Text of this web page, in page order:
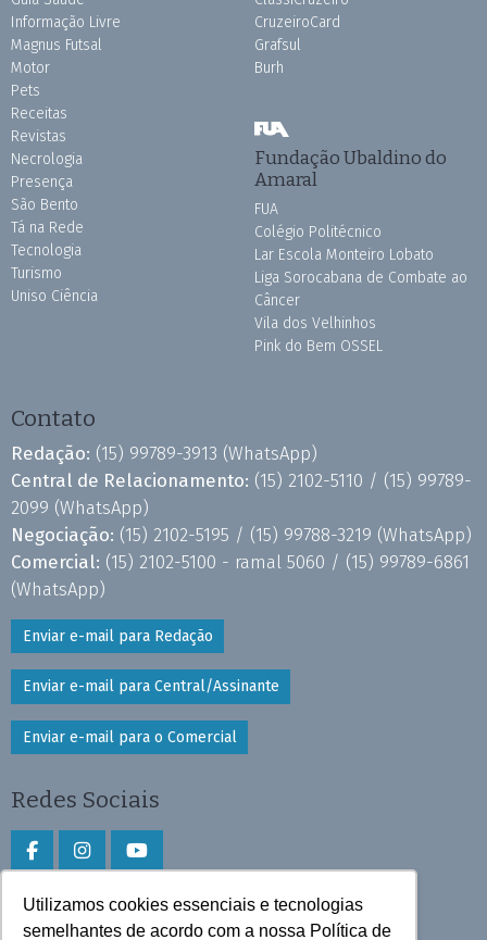
Utilizamos cookies essenciais e tecnologias
semelhantes de acordo com a nossa Política de
Informação Livre
Magnus Futsal
Motor
Pets
Receitas
Revistas
Necrologia
Presença
São Bento
Tá na Rede
Tecnologia
Turismo
Uniso Ciência
CruzeiroCard
Grafsul
Burh
Fundação Ubaldino do
Amaral
FUA
Colégio Politécnico
Lar Escola Monteiro Lobato
Liga Sorocabana de Combate ao
Câncer
Vila dos Velhinhos
Pink do Bem OSSEL
Contato
Redação: (15) 99789-3913 (WhatsApp)
Central de Relacionamento: (15) 2102-5110 / (15) 99789-
2099 (WhatsApp)
Negociação: (15) 2102-5195 / (15) 99788-3219 (WhatsApp)
Comercial: (15) 2102-5100 - ramal 5060 / (15) 99789-6861
(WhatsApp)
Enviar e-mail para Redação
Enviar e-mail para Central/Assinante
Enviar e-mail para o Comercial
Redes Sociais
Faça download do aplicativo